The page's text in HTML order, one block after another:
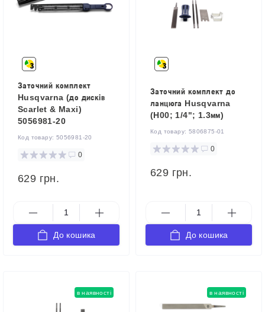
Заточний комплект
Husqvarna (до дисків
Scarlet & Maxi)
5056981-20
Код товару: 5056981-20
0
629 грн.
До кошика
Заточний комплект до
ланцюга Husqvarna
(H00; 1/4"; 1.3мм)
Код товару: 5806875-01
0
629 грн.
До кошика
в наявності в наявності